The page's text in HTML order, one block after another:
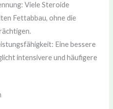
Viele Steroide
Fettabbau, ohne die
Eine bessere
intensivere und häufigere